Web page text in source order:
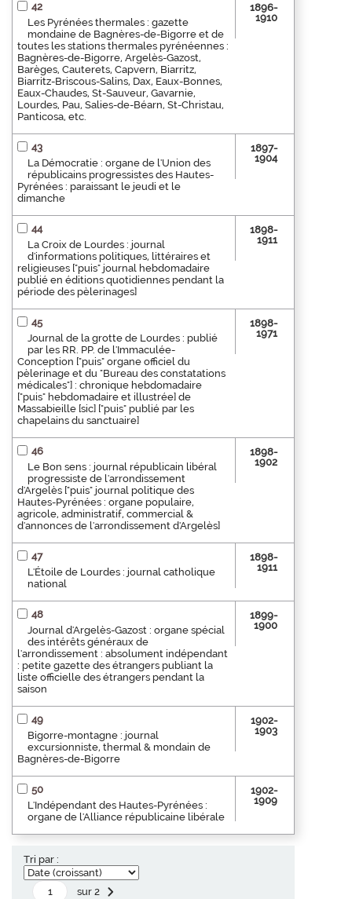
42
Les Pyrénées thermales : gazette
mondaine de Bagnères-de-Bigorre et de
toutes les stations thermales pyrénéennes :
Bagnères-de-Bigorre, Argelès-Gazost,
Barèges, Cauterets, Capvern, Biarritz,
Biarritz-Briscous-Salins, Dax, Eaux-Bonnes,
Eaux-Chaudes, St-Sauveur, Gavarnie,
Lourdes, Pau, Salies-de-Béarn, St-Christau,
Panticosa, etc.
1896-
1910
43
La Démocratie : organe de l'Union des
républicains progressistes des Hautes-
Pyrénées : paraissant le jeudi et le
dimanche
1897-
1904
44
La Croix de Lourdes : journal
d'informations politiques, littéraires et
religieuses ["puis" journal hebdomadaire
publié en éditions quotidiennes pendant la
période des pèlerinages]
1898-
1911
45
Journal de la grotte de Lourdes : publié
par les RR. PP. de l'Immaculée-
Conception ["puis" organe officiel du
pèlerinage et du "Bureau des constatations
médicales"] : chronique hebdomadaire
["puis" hebdomadaire et illustrée] de
Massabieille [sic] ["puis" publié par les
chapelains du sanctuaire]
1898-
1971
46
Le Bon sens : journal républicain libéral
progressiste de l'arrondissement
d'Argelès ["puis" journal politique des
Hautes-Pyrénées : organe populaire,
agricole, administratif, commercial &
d'annonces de l'arrondissement d'Argelès]
1898-
1902
47
L'Étoile de Lourdes : journal catholique
national
1898-
1911
48
Journal d'Argelès-Gazost : organe spécial
des intérêts généraux de
l'arrondissement : absolument indépendant
: petite gazette des étrangers publiant la
liste officielle des étrangers pendant la
saison
1899-
1900
49
Bigorre-montagne : journal
excursionniste, thermal & mondain de
Bagnères-de-Bigorre
1902-
1903
50
L'Indépendant des Hautes-Pyrénées :
organe de l'Alliance républicaine libérale
1902-
1909
Tri par :
sur 2